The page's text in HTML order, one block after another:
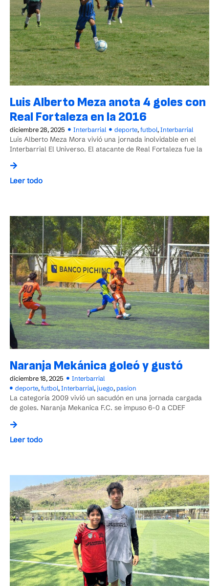
Luis Alberto Meza anota 4 goles con
Real Fortaleza en la 2016
diciembre 28, 2025 Interbarrial deporte,futbol,Interbarrial
Luis Alberto Meza Mora vivió una jornada inolvidable en el
Interbarrial El Universo. El atacante de Real Fortaleza fue la
Leer todo
Naranja Mekánica goleó y gustó
diciembre 18, 2025
Interbarrial
deporte,futbol,Interbarrial, juego, pasion
La categoría 2009 vivió un sacudón en una jornada cargada
de goles. Naranja Mekanica F.C. se impuso 6-0 a CDEF
Leer todo